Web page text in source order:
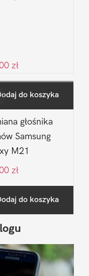
zł
do koszyka
głośnika
Samsung
M21
zł
do koszyka